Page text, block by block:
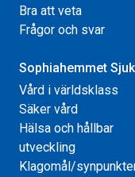
Bra att veta
Frågor och svar
Sophiahemmet
Vård i världsklass
Säker vård
Hälsa och hållbar
utveckling
Klagomål/